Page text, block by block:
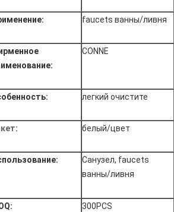
faucets ванны/ливня
CONNE
легкий очистите
: белый/цвет
Санузел, faucets
ванны/ливня
300PCS